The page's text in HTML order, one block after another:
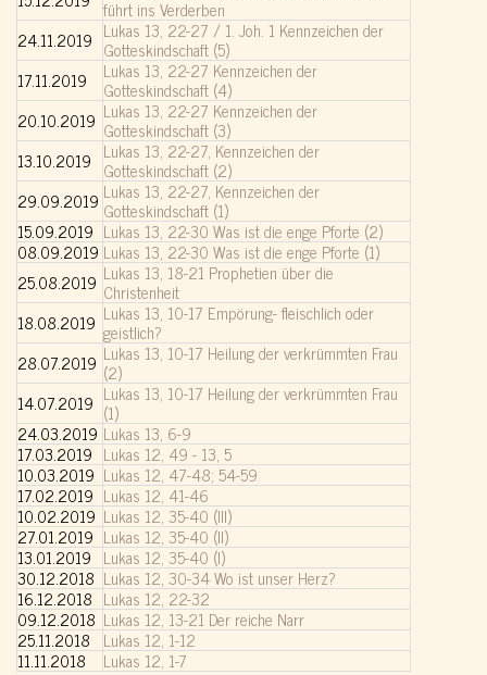
führt ins Verderben
24.11.2019 Lukas 13, 22-27 / 1. Joh. 1 Kennzeichen der
Gotteskindschaft (5)
17.11.2019
Lukas 13, 22-27 Kennzeichen der
Gotteskindschaft (4)
20.10.2019 Lukas 13, 22-27 Kennzeichen der
Gotteskindschaft (3)
13.10.2019 Lukas 13, 22-27, Kennzeichen der
Gotteskindschaft (2)
29.09.2019 Lukas 13, 22-27, Kennzeichen der
Gotteskindschaft (1)
15.09.2019 Lukas 13, 22-30 Was ist die enge Pforte (2)
08.09.2019 Lukas 13, 22-30 Was ist die enge Pforte (1)
25.08.2019 Lukas 13, 18-21 Prophetien über die
Christenheit
18.08.2019 Lukas 13, 10-17 Empörung- fleischlich oder
geistlich?
28.07.2019 Lukas 13, 10-17 Heilung der verkrümmten Frau
(2)
14.07.2019 Lukas 13, 10-17 Heilung der verkrümmten Frau
(1)
24.03.2019 Lukas 13, 6-9
17.03.2019 Lukas 12, 49 - 13, 5
10.03.2019 Lukas 12, 47-48; 54-59
17.02.2019 Lukas 12, 41-46
10.02.2019 Lukas 12, 35-40 (III)
27.01.2019 Lukas 12, 35-40 (II)
13.01.2019 Lukas 12, 35-40 (I)
30.12.2018 Lukas 12, 30-34 Wo ist unser Herz?
16.12.2018 Lukas 12, 22-32
09.12.2018 Lukas 12, 13-21 Der reiche Narr
25.11.2018 Lukas 12, 1-12
11.11.2018 Lukas 12, 1-7